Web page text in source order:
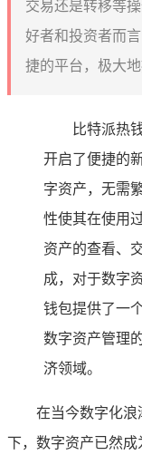
交易还是转移等
好者和投资者而
捷的平台，极大
比特派热
开启了便捷的
字资产，无需
性使其在使用
资产的查看、
成，对于数字
钱包提供了一
数字资产管理
济领域。
在当今数字化浪
下，数字资产已然成